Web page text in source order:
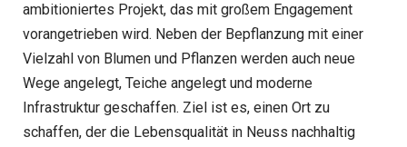
ambitioniertes Projekt, das mit großem Engagement
vorangetrieben wird. Neben der Bepflanzung mit einer
Vielzahl von Blumen und Pflanzen werden auch neue
Wege angelegt, Teiche angelegt und moderne
Infrastruktur geschaffen. Ziel ist es, einen Ort zu
schaffen, der die Lebensqualität in Neuss nachhaltig